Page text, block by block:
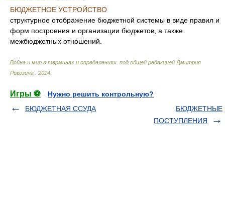
БЮДЖЕТНОЕ УСТРОЙСТВО
структурное отображение бюджетной системы в виде правил и
форм построения и организации бюджетов, а также
межбюджетных отношений.
Война и мир в терминах и определениях под общей редакцией Дмитрия
Рогозина
2014
Игры ⚽
Нужно решить контрольную?
БЮДЖЕТНАЯ ССУДА
БЮДЖЕТНЫЕ
ПОСТУПЛЕНИЯ